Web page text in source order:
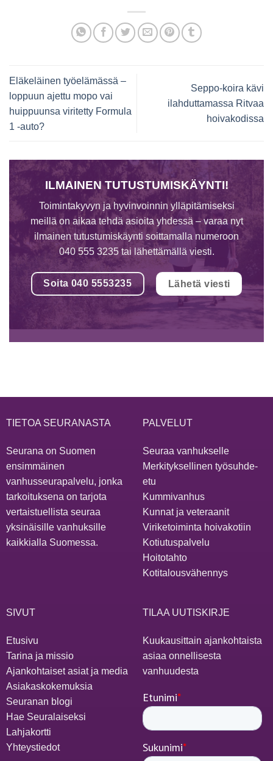
Eläkeläinen työelämässä –
loppuun ajettu mopo vai
huippuunsa viritetty Formula
1 -auto?
Seppo-koira kävi
ilahduttamassa Ritvaa
hoivakodissa
ILMAINEN TUTUSTUMISKÄYNTI!
Toimintakyvyn ja hyvinvoinnin ylläpitämiseksi
meillä on aikaa tehdä asioita yhdessä – varaa nyt
ilmainen tutustumiskäynti soittamalla numeroon
040 555 3235 tai lähettämällä viesti.
Soita 040 5553235 Lähetä viesti
TIETOA SEURANASTA
Seurana on Suomen
ensimmäinen
vanhusseurapalvelu, jonka
tarkoituksena on tarjota
vertaistuellista seuraa
yksinäisille vanhuksille
kaikkialla Suomessa.
PALVELUT
Seuraa vanhukselle
Merkityksellinen työsuhde-
etu
Kummivanhus
Kunnat ja veteraanit
Viriketoiminta hoivakotiin
Kotiutuspalvelu
Hoitotahto
Kotitalousvähennys
SIVUT
Etusivu
Tarina ja missio
Ajankohtaiset asiat ja media
Asiakaskokemuksia
Seuranan blogi
Hae Seuralaiseksi
Lahjakortti
Yhteystiedot
TILAA UUTISKIRJE
Kuukausittain ajankohtaista
asiaa onnellisesta
vanhuudesta